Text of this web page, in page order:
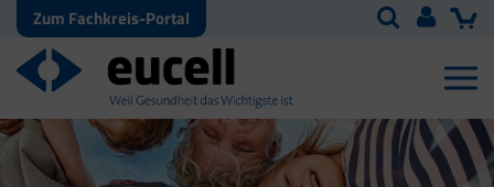
Zum Fachkreis-Portal